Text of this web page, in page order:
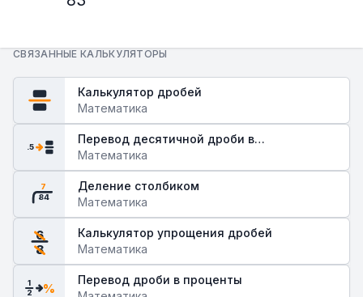
СВЯЗАННЫЕ КАЛЬКУЛЯТОРЫ
Калькулятор дробей
Математика
.5
Перевод десятичной дроби в
обыкновенную
Математика
84
7
Деление столбиком
Математика
6
8
Калькулятор упрощения дробей
Математика
1
2 %
Перевод дроби в проценты